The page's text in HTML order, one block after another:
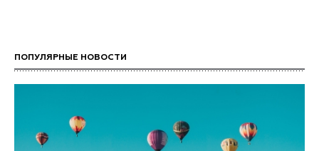
ПОПУЛЯРНЫЕ НОВОСТИ